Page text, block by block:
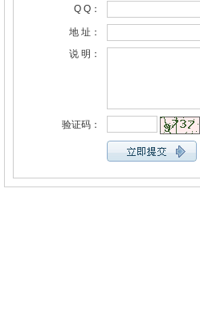
Q Q：
地 址：
说 明：
验证码：